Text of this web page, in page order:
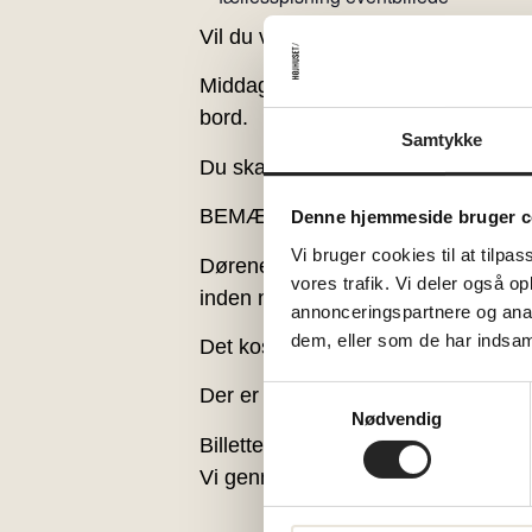
Samtykke
Denne hjemmeside bruger
Vi bruger cookies til at
vores trafik. Vi deler også
annonceringspartnere og
dem, eller som de har
Nødvendig
Vil du være med til fællesspisning?
Middagen starter kl. 18.00. Vi
bord.
Du skal måske bede din nabo
BEMÆRK: Vi anbefaler, at du
Dørene åbner allerede kl. 17, så
inden middagen, er man mere
Det koster 130 kr. pr. voksen og
Der er fællesspisning hver
Billetter refunderes ikke, med
Vi gennemfører ved min. 15